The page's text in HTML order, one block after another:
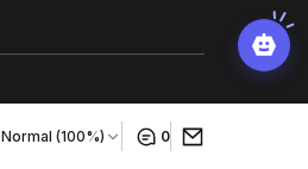
Normal (100%) 0